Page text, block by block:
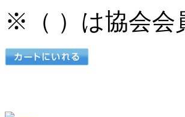
※（ ）は協会会